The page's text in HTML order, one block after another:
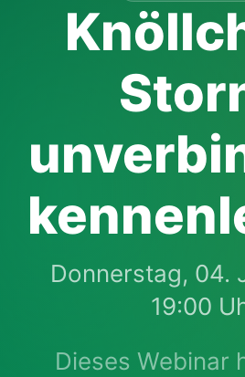
Donnerstag, 04.
19:00
Dieses Webinar